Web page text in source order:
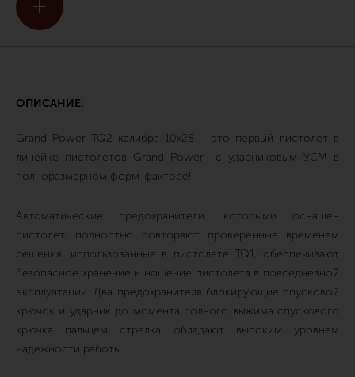
ОПИСАНИЕ:
Grand Power TQ2 калибра 10х28 - это первый пистолет в
линейке пистолетов Grand Power с ударниковым УСМ в
полноразмерном форм-факторе!
Автоматические предохранители, которыми оснащен
пистолет, полностью повторяют проверенные временем
решения, использованные в пистолете TQ1, обеспечивают
безопасное хранение и ношение пистолета в повседневной
эксплуатации. Два предохранителя блокирующие спусковой
крючок и ударник до момента полного выжима спускового
крючка пальцем стрелка обладают высоким уровнем
надежности работы.